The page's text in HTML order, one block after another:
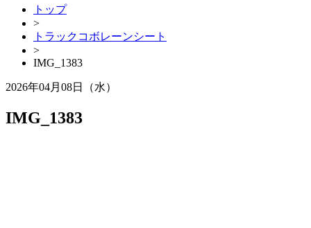
トップ
>
トラックコボレーンシート
>
IMG_1383
2026年04月08日（水）
IMG_1383